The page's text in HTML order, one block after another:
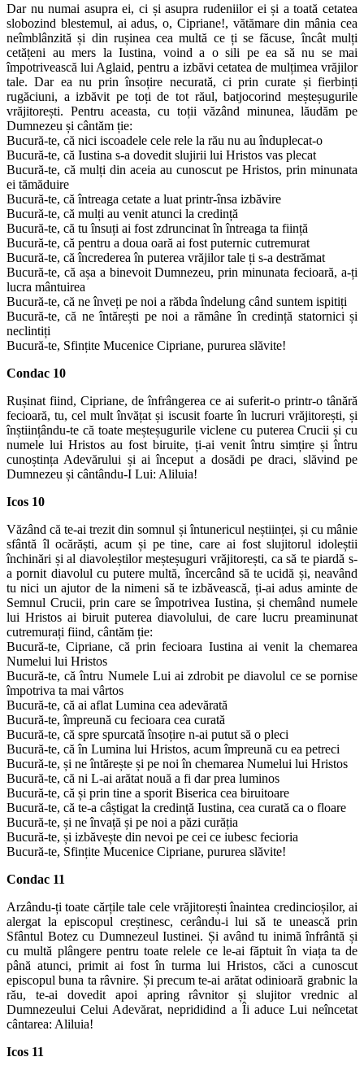
Dar nu numai asupra ei, ci și asupra rudeniilor ei și a toată cetatea
slobozind blestemul, ai adus, o, Cipriane!, vătămare din mânia cea
neîmblânzită și din rușinea cea multă ce ți se făcuse, încât mulți
cetățeni au mers la Iustina, voind a o sili pe ea să nu se mai
împotrivească lui Aglaid, pentru a izbăvi cetatea de mulțimea vrăjilor
tale. Dar ea nu prin însoțire necurată, ci prin curate și fierbinți
rugăciuni, a izbăvit pe toți de tot răul, batjocorind meșteșugurile
vrăjitorești. Pentru aceasta, cu toții văzând minunea, lăudăm pe
Dumnezeu și cântăm ție:
Bucură-te, că nici iscoadele cele rele la rău nu au înduplecat-o
Bucură-te, că Iustina s-a dovedit slujirii lui Hristos vas plecat
Bucură-te, că mulți din aceia au cunoscut pe Hristos, prin minunata
ei tămăduire
Bucură-te, că întreaga cetate a luat printr-însa izbăvire
Bucură-te, că mulți au venit atunci la credință
Bucură-te, că tu însuți ai fost zdruncinat în întreaga ta ființă
Bucură-te, că pentru a doua oară ai fost puternic cutremurat
Bucură-te, că încrederea în puterea vrăjilor tale ți s-a destrămat
Bucură-te, că așa a binevoit Dumnezeu, prin minunata fecioară, a-ți
lucra mântuirea
Bucură-te, că ne înveți pe noi a răbda îndelung când suntem ispitiți
Bucură-te, că ne întărești pe noi a rămâne în credință statornici și
neclintiți
Bucură-te, Sfințite Mucenice Cipriane, pururea slăvite!
Condac 10
Rușinat fiind, Cipriane, de înfrângerea ce ai suferit-o printr-o tânără
fecioară, tu, cel mult învățat și iscusit foarte în lucruri vrăjitorești, și
înștiințându-te că toate meșteșugurile viclene cu puterea Crucii și cu
numele lui Hristos au fost biruite, ți-ai venit întru simțire și întru
cunoștința Adevărului și ai început a dosădi pe draci, slăvind pe
Dumnezeu și cântându-I Lui: Aliluia!
Icos 10
Văzând că te-ai trezit din somnul și întunericul neștiinței, și cu mânie
sfântă îl ocărăști, acum și pe tine, care ai fost slujitorul idoleștii
închinări și al diavoleștilor meșteșuguri vrăjitorești, ca să te piardă s-
a pornit diavolul cu putere multă, încercând să te ucidă și, neavând
tu nici un ajutor de la nimeni să te izbăvească, ți-ai adus aminte de
Semnul Crucii, prin care se împotrivea Iustina, și chemând numele
lui Hristos ai biruit puterea diavolului, de care lucru preaminunat
cutremurați fiind, cântăm ție:
Bucură-te, Cipriane, că prin fecioara Iustina ai venit la chemarea
Numelui lui Hristos
Bucură-te, că întru Numele Lui ai zdrobit pe diavolul ce se pornise
împotriva ta mai vârtos
Bucură-te, că ai aflat Lumina cea adevărată
Bucură-te, împreună cu fecioara cea curată
Bucură-te, că spre spurcată însoțire n-ai putut să o pleci
Bucură-te, că în Lumina lui Hristos, acum împreună cu ea petreci
Bucură-te, și ne întărește și pe noi în chemarea Numelui lui Hristos
Bucură-te, că ni L-ai arătat nouă a fi dar prea luminos
Bucură-te, că și prin tine a sporit Biserica cea biruitoare
Bucură-te, că te-a câștigat la credință Iustina, cea curată ca o floare
Bucură-te, și ne învață și pe noi a păzi curăția
Bucură-te, și izbăvește din nevoi pe cei ce iubesc fecioria
Bucură-te, Sfințite Mucenice Cipriane, pururea slăvite!
Condac 11
Arzându-ți toate cărțile tale cele vrăjitorești înaintea credincioșilor, ai
alergat la episcopul creștinesc, cerându-i lui să te unească prin
Sfântul Botez cu Dumnezeul Iustinei. Și având tu inimă înfrântă și
cu multă plângere pentru toate relele ce le-ai făptuit în viața ta de
până atunci, primit ai fost în turma lui Hristos, căci a cunoscut
episcopul buna ta râvnire. Și precum te-ai arătat odinioară grabnic la
rău, te-ai dovedit apoi apring râvnitor și slujitor vrednic al
Dumnezeului Celui Adevărat, neprididind a Îi aduce Lui neîncetat
cântarea: Aliluia!
Icos 11